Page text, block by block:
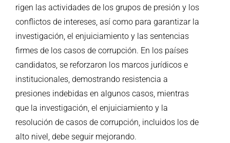
rigen las actividades de los grupos de presión y los
conflictos de intereses, así como para garantizar la
investigación, el enjuiciamiento y las sentencias
firmes de los casos de corrupción. En los países
candidatos, se reforzaron los marcos jurídicos e
institucionales, demostrando resistencia a
presiones indebidas en algunos casos, mientras
que la investigación, el enjuiciamiento y la
resolución de casos de corrupción, incluidos los de
alto nivel, debe seguir mejorando.